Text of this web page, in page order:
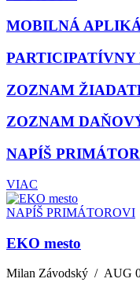
MOBILNÁ
PARTICIPATÍVNY
ZOZNAM
ZOZNAM
NAPÍŠ
VIAC
NAPÍŠ PRIMÁTOROVI
EKO mesto
Milan Závodský /AUG